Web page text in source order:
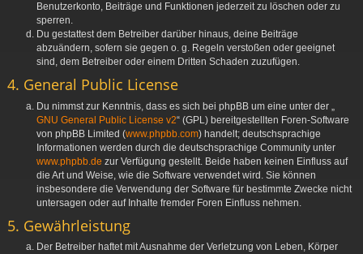
Benutzerkonto, Beiträge und Funktionen jederzeit zu löschen oder zu
sperren.
Du gestattest dem Betreiber darüber hinaus, deine Beiträge
abzuändern, sofern sie gegen o. g. Regeln verstoßen oder geeignet
sind, dem Betreiber oder einem Dritten Schaden zuzufügen.
4. General Public License
Du nimmst zur Kenntnis, dass es sich bei phpBB um eine unter der „
GNU General Public License v2“ (GPL) bereitgestellten Foren-Software
von phpBB Limited (www.phpbb.com) handelt; deutschsprachige
Informationen werden durch die deutschsprachige Community unter
www.phpbb.de zur Verfügung gestellt. Beide haben keinen Einfluss auf
die Art und Weise, wie die Software verwendet wird. Sie können
insbesondere die Verwendung der Software für bestimmte Zwecke nicht
untersagen oder auf Inhalte fremder Foren Einfluss nehmen.
5. Gewährleistung
Der Betreiber haftet mit Ausnahme der Verletzung von Leben, Körper